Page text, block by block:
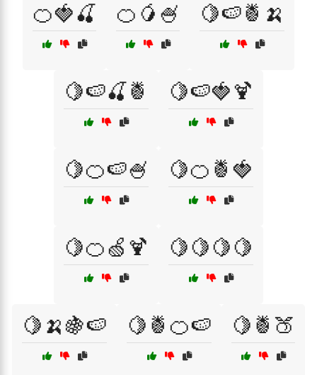
🍊🍓🍒 🍊🥭🍧 🍋🍉🍍🍌
🍋🍉🍒🍍 🍋🍉🍓🍹
🍋🍊🍉🍧 🍋🍊🍍🍓
🍋🍊🍏🍹 🍋🍋🍋🍋
🍋🍌🍇🍉 🍋🍍🍊🍉 🍋🍍🍑